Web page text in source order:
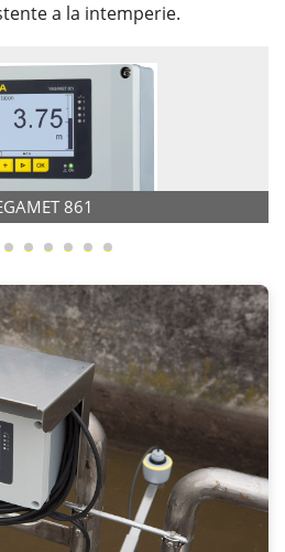
a la intemperie.
861